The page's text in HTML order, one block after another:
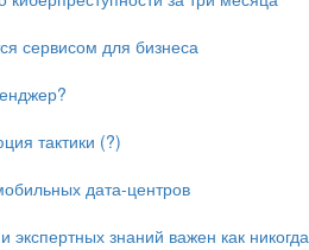
сервисом для бизнеса
тактики (?)
дата-центров
экспертных знаний важен как